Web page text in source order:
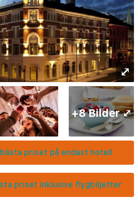
⤢
priset på endast hotell
priset inklusive flygbiljetter
+8 Bilder ⤢